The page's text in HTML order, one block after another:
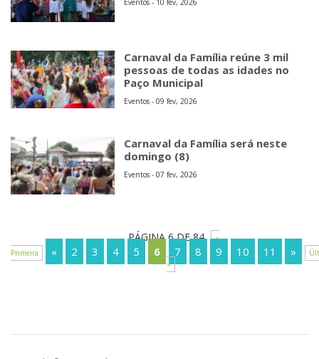
Carnaval da Família reúne 3 mil
pessoas de todas as idades no
Paço Municipal
Eventos - 09 fev, 2026
Carnaval da Família será neste
domingo (8)
Eventos - 07 fev, 2026
PÁGINA 6 DE 84
«
Primeira
« 2 3 4 5 6 7 8 9 10 11 »
»